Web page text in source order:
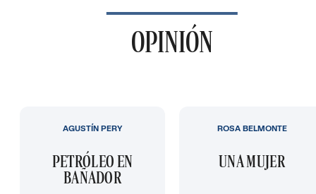
OPINIÓN
PETRÓLEO EN
BAÑADOR
AGUSTÍN PERY
UNA MUJER
ROSA BELMONTE